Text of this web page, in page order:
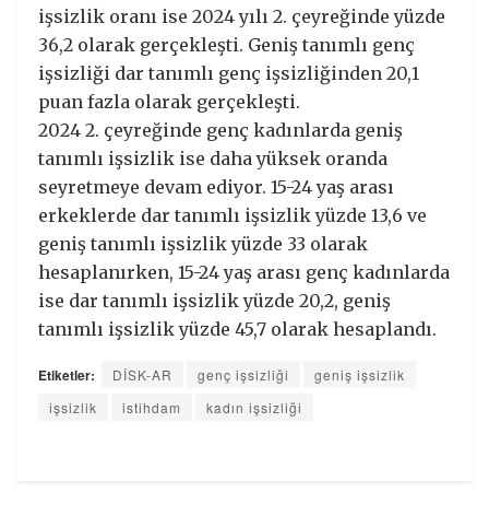
işsizlik oranı ise 2024 yılı 2. çeyreğinde yüzde
36,2 olarak gerçekleşti. Geniş tanımlı genç
işsizliği dar tanımlı genç işsizliğinden 20,1
puan fazla olarak gerçekleşti.
2024 2. çeyreğinde genç kadınlarda geniş
tanımlı işsizlik ise daha yüksek oranda
seyretmeye devam ediyor. 15-24 yaş arası
erkeklerde dar tanımlı işsizlik yüzde 13,6 ve
geniş tanımlı işsizlik yüzde 33 olarak
hesaplanırken, 15-24 yaş arası genç kadınlarda
ise dar tanımlı işsizlik yüzde 20,2, geniş
tanımlı işsizlik yüzde 45,7 olarak hesaplandı.
Etiketler: DİSK-AR genç işsizliği
geniş işsizlik
işsizlik
istihdam kadın işsizliği